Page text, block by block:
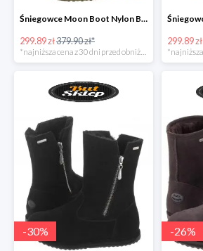
Śniegowce Moon Boot Nylon Black Kids
299.89 zł379.90 zł* 299.89 zł
-30% -26%